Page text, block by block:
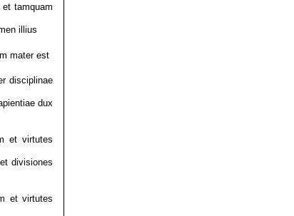
tamquam
illius
mater est
disciplinae
dux
et virtutes
divisiones
et virtutes